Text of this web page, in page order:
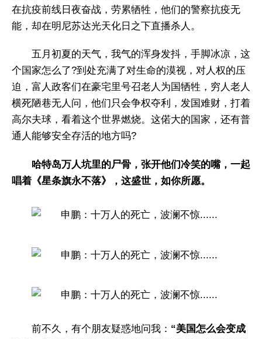
在抗疫前线日夜奋战，劳累牺牲，他们的警察抗疫无
能，却在明尼苏达光天化日之下直播杀人。
五月初夏的天气，我气的浑身发抖，手脚冰凉，这
个国家怎么了?到处充满了对生命的漠视，对人权的压
迫，富人政客们在豪宅里号召老人为国牺牲，穷人老人
横死陋巷无人问，他们只会争权夺利，发国难财，打着
高尔夫球，看着这个世界燃烧。这偌大的国家，还有普
通人能够安全存活的地方吗?
哈特岛万人坑里的尸骨，张开他们冷笑的嘴，一起
唱着《星条旗永不落》，这盛世，如你所愿。
前不久，有个朋友疑惑地问我： “美国怎么会变成